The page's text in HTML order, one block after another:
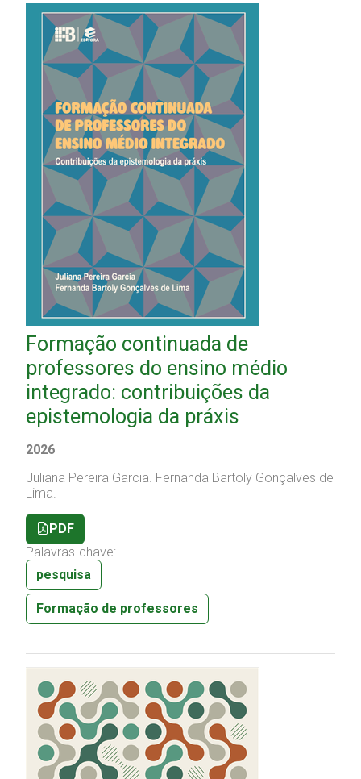
Formação continuada de
professores do ensino médio
integrado: contribuições da
epistemologia da práxis
2026
Juliana Pereira Garcia. Fernanda Bartoly Gonçalves de
Lima.
PDF
Palavras-chave:
pesquisa
Formação de professores